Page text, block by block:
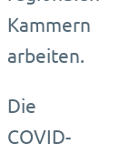
Kammern
arbeiten.
Die
COVID-